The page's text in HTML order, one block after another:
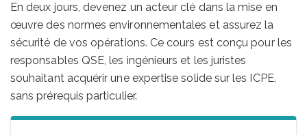
En deux jours, devenez un acteur clé dans la mise en
œuvre des normes environnementales et assurez la
sécurité de vos opérations. Ce cours est conçu pour les
responsables QSE, les ingénieurs et les juristes
souhaitant acquérir une expertise solide sur les ICPE,
sans prérequis particulier.